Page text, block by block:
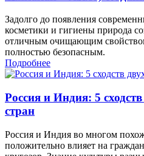
Задолго до появления
косметики и гигиены природа
отличным очищающим
полностью безопасным.
Подробнее
Россия и Индия: 5
стран
Россия и Индия во многом
положительно влияет на